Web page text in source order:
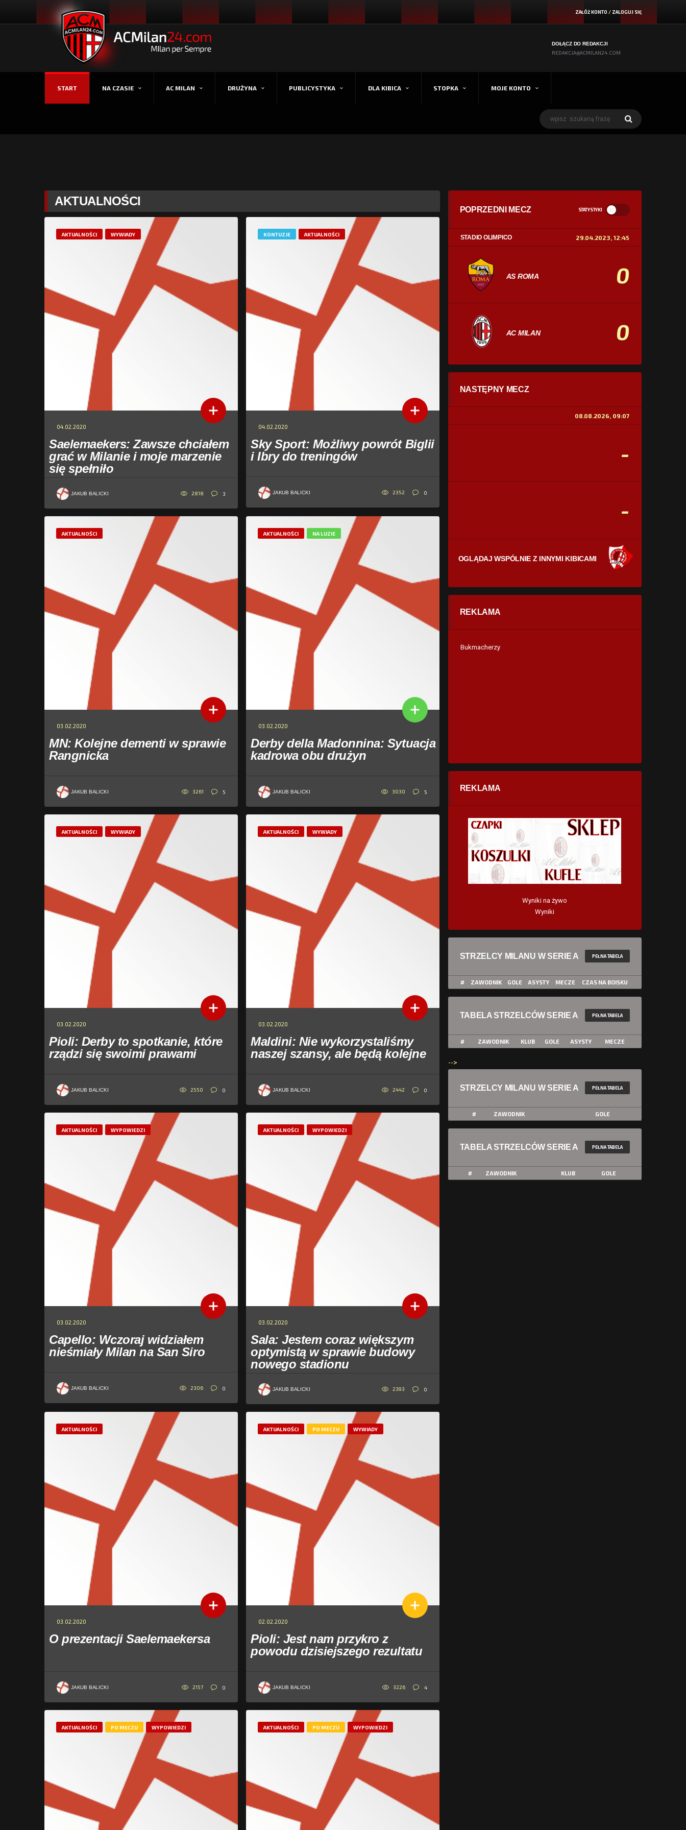
ZAŁÓŻ KONTO / ZALOGUJ SIĘ
DOŁĄCZ DO REDAKCJI
REDAKCJA@ACMILAN24.COM
START NA CZASIE AC MILAN DRUŻYNA PUBLICYSTYKA DLA KIBICA STOPKA MOJE KONTO
AKTUALNOŚCI
AKTUALNOŚCI WYWIADY
04.02.2020
Saelemaekers: Zawsze chciałem
grać w Milanie i moje marzenie
się spełniło
JAKUB BALICKI 2818 3
KONTUZJE AKTUALNOŚCI
04.02.2020
Sky Sport: Możliwy powrót Biglii
i Ibry do treningów
JAKUB BALICKI 2352 0
AKTUALNOŚCI
03.02.2020
MN: Kolejne dementi w sprawie
Rangnicka
JAKUB BALICKI 3261 5
AKTUALNOŚCI NA LUZIE
03.02.2020
Derby della Madonnina: Sytuacja
kadrowa obu drużyn
JAKUB BALICKI 3030 5
AKTUALNOŚCI WYWIADY
03.02.2020
Pioli: Derby to spotkanie, które
rządzi się swoimi prawami
JAKUB BALICKI 2550 0
AKTUALNOŚCI WYWIADY
03.02.2020
Maldini: Nie wykorzystaliśmy
naszej szansy, ale będą kolejne
JAKUB BALICKI 2442 0
AKTUALNOŚCI WYPOWIEDZI
03.02.2020
Capello: Wczoraj widziałem
nieśmiały Milan na San Siro
JAKUB BALICKI 2306 0
AKTUALNOŚCI WYPOWIEDZI
03.02.2020
Sala: Jestem coraz większym
optymistą w sprawie budowy
nowego stadionu
JAKUB BALICKI 2393 0
AKTUALNOŚCI
03.02.2020
O prezentacji Saelemaekersa
JAKUB BALICKI 2157 0
AKTUALNOŚCI PO MECZU WYWIADY
02.02.2020
Pioli: Jest nam przykro z
powodu dzisiejszego rezultatu
JAKUB BALICKI 3226 4
AKTUALNOŚCI PO MECZU WYPOWIEDZI AKTUALNOŚCI PO MECZU WYPOWIEDZI
POPRZEDNI MECZ STATYSTYKI
STADIO OLIMPICO 29.04.2023, 12:45
AS ROMA 0
AC MILAN 0
STATYSTYKI
0% 100%
NASTĘPNY MECZ
08.08.2026, 09:07
-
-
OGLĄDAJ WSPÓLNIE Z INNYMI KIBICAMI
REKLAMA
Bukmacherzy
REKLAMA
Wyniki na żywo
Wyniki
STRZELCY MILANU W SERIE A PEŁNA TABELA
# ZAWODNIK GOLE ASYSTY MECZE CZAS NA BOISKU
TABELA STRZELCÓW SERIE A PEŁNA TABELA
# ZAWODNIK KLUB GOLE ASYSTY MECZE
-->
STRZELCY MILANU W SERIE A PEŁNA TABELA
# ZAWODNIK GOLE
TABELA STRZELCÓW SERIE A PEŁNA TABELA
# ZAWODNIK KLUB GOLE